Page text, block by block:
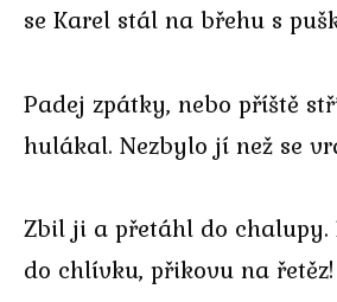
se Karel stál na břehu s
Padej zpátky, nebo příště
hulákal. Nezbylo jí než se
Zbil ji a přetáhl do chalupy.
do chlívku, přikovu na řetěz!